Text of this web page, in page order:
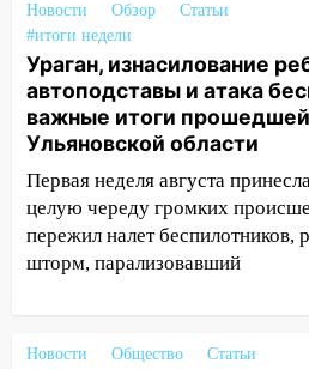
08:30 Поджог со
домов и выстрел за
07:50 Какая погоды
августа
06:45
Императорский
Ульяновске останется
утра 10 августа
05:18 Судьба готовит
встреча
Новости Обзор
Статьи
#итоги недели
Ураган, изнасилование
автоподставы и атака
важные итоги
Ульяновской области
Первая неделя августа
целую череду громких
пережил налет беспилотников,
шторм, парализовавший
Новости Общество
Статьи